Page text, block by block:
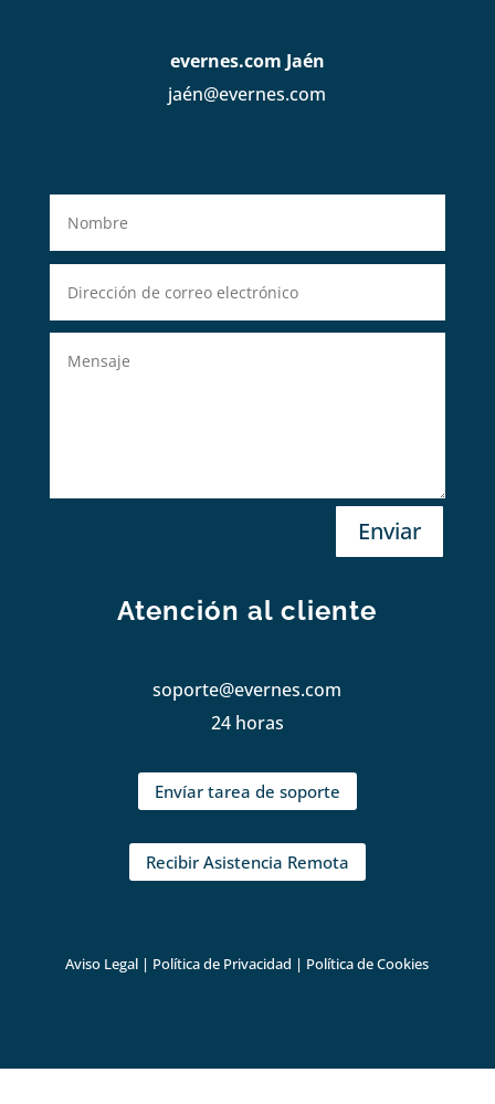
evernes.com Jaén
jaén@evernes.com
Enviar
Atención al cliente
soporte@evernes.com
24 horas
Envíar tarea de soporte
Recibir Asistencia Remota
Aviso Legal | Política de Privacidad | Política de Cookies